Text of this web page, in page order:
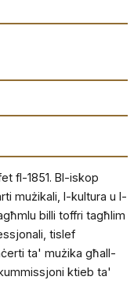
fl-1851. Bl-iskop
mużikali, l-kultura u l-
billi toffri tagħlim
tislef
ta' mużika għall-
ktieb ta'